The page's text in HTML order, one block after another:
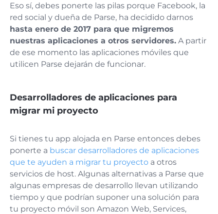
Eso sí, debes ponerte las pilas porque Facebook, la
red social y dueña de Parse, ha decidido darnos
hasta enero de 2017 para que migremos
nuestras aplicaciones a otros servidores. A partir
de ese momento las aplicaciones móviles que
utilicen Parse dejarán de funcionar.
Desarrolladores de aplicaciones para
migrar mi proyecto
Si tienes tu app alojada en Parse entonces debes
ponerte a buscar desarrolladores de aplicaciones
que te ayuden a migrar tu proyecto a otros
servicios de host. Algunas alternativas a Parse que
algunas empresas de desarrollo llevan utilizando
tiempo y que podrían suponer una solución para
tu proyecto móvil son Amazon Web, Services,